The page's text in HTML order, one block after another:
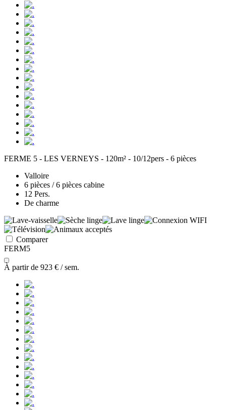
FERME 5 - LES VERNEYS - 120m² - 10/12pers - 6 pièces
Valloire
6 pièces / 6 pièces cabine
12 Pers.
De charme
Comparer
FERM5
À partir de 923 € / sem.